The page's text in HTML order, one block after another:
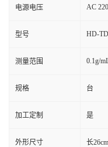
电源电压 AC
型号 HD-
测量范围 0.1g/
规格 台
加工定制 是
外形尺寸 长